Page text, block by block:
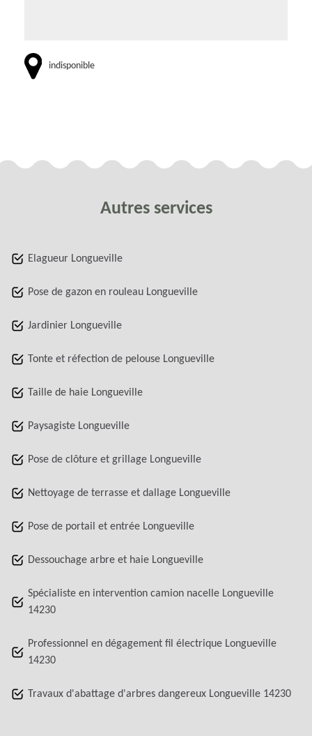
indisponible
Autres services
Elagueur Longueville
Pose de gazon en rouleau Longueville
Jardinier Longueville
Tonte et réfection de pelouse Longueville
Taille de haie Longueville
Paysagiste Longueville
Pose de clôture et grillage Longueville
Nettoyage de terrasse et dallage Longueville
Pose de portail et entrée Longueville
Dessouchage arbre et haie Longueville
Spécialiste en intervention camion nacelle Longueville
14230
Professionnel en dégagement fil électrique Longueville
14230
Travaux d'abattage d'arbres dangereux Longueville 14230